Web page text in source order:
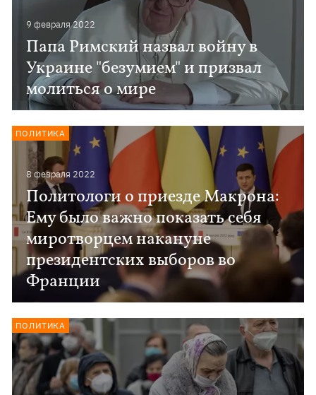
9 февраля 2022
Папа Римский назвал войну в
Украине "безумием" и призвал
молиться о мире
8 февраля 2022
Политологи о приезде Макрона:
Ему было важно показать себя
миротворцем накануне
президентских выборов во
Франции
ПОЛИТИКА
ПОЛИТИКА